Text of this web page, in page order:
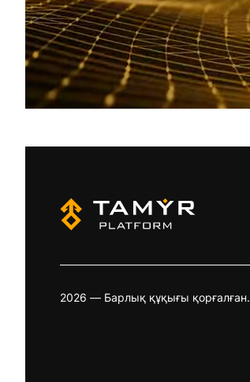
2026 — Барлық құқығы қорғалған.